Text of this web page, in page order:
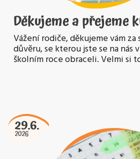
Děkujeme a přejeme
Vážení rodiče, děkujeme vám
důvěru, se kterou jste se na nás
školním roce obraceli. Velmi si
29.6.
2026